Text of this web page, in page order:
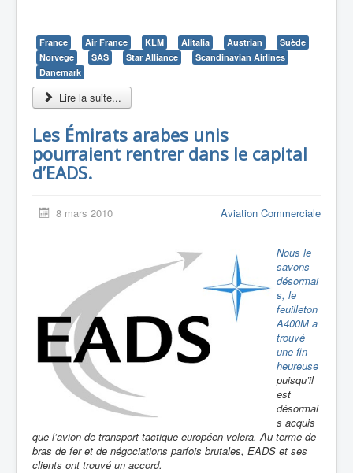
France Air France KLM Alitalia Austrian
Suède
Norvege
SAS Star Alliance
Scandinavian Airlines
Danemark
Lire la suite...
Les Émirats arabes unis
pourraient rentrer dans le capital
d’EADS.
8 mars 2010 Aviation Commerciale
Nous le
savons
désormai
s, le
feuilleton
A400M a
trouvé
une fin
heureuse
puisqu’il
est
désormai
s acquis
que l’avion de transport tactique européen volera. Au terme de
bras de fer et de négociations parfois brutales, EADS et ses
clients ont trouvé un accord.